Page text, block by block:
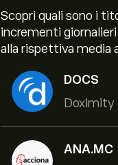
Scopri quali sono i
incrementi
alla rispettiva media
DOCS
Doximity
ANA.MC